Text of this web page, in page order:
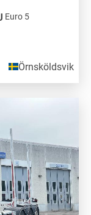
Euro 5
Örnsköldsvik